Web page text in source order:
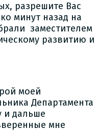
разрешите Вас
минут назад на
заместителем
развитию и
моей
Департамента
и дальше
мне